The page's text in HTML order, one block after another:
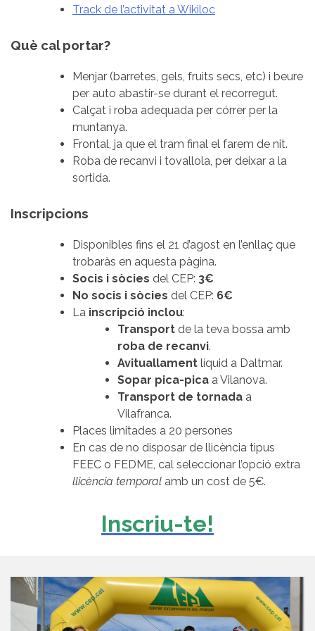
Track de l’activitat a Wikiloc
Què cal portar?
Menjar (barretes, gels, fruits secs, etc) i beure
per auto abastir-se durant el recorregut.
Calçat i roba adequada per córrer per la
muntanya.
Frontal, ja que el tram final el farem de nit.
Roba de recanvi i tovallola, per deixar a la
sortida.
Inscripcions
Disponibles fins el 21 d’agost en l’enllaç que
trobaràs en aquesta pàgina.
Socis i sòcies del CEP: 3€
No socis i sòcies del CEP: 6€
La inscripció inclou:
Transport de la teva bossa amb
roba de recanvi.
Avituallament líquid a Daltmar.
Sopar pica-pica a Vilanova.
Transport de tornada a
Vilafranca.
Places limitades a 20 persones
En cas de no disposar de llicència tipus
FEEC o FEDME, cal seleccionar l’opció extra
llicència temporal amb un cost de 5€.
Inscriu-te!